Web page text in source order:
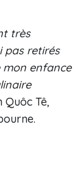
très
pas retirés
mon enfance
Tê,